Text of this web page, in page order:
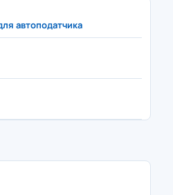
автоподатчика